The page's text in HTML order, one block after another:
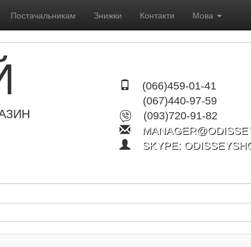
Постачальникам Знижки Контакти Мова
(066)459-01-41
(067)440-97-59
(093)720-91-82
SKYPE: